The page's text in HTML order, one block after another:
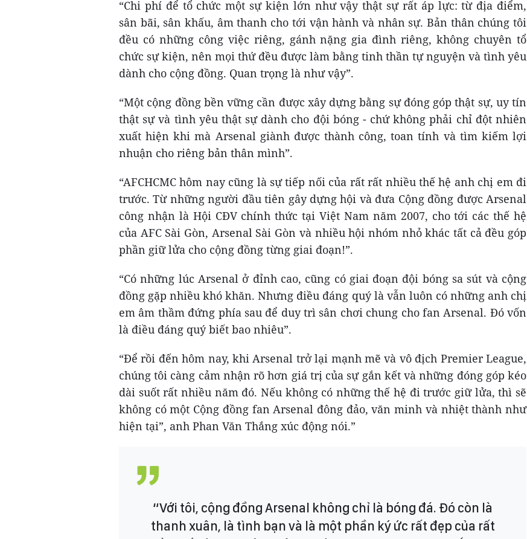
“Chi phí để tổ chức một sự kiện lớn như vậy thật sự rất áp lực: từ địa điểm,
sân bãi, sân khấu, âm thanh cho tới vận hành và nhân sự. Bản thân chúng tôi
đều có những công việc riêng, gánh nặng gia đình riêng, không chuyên tổ
chức sự kiện, nên mọi thứ đều được làm bằng tinh thần tự nguyện và tình yêu
dành cho cộng đồng. Quan trọng là như vậy”.
“Một cộng đồng bền vững cần được xây dựng bằng sự đóng góp thật sự, uy tín
thật sự và tình yêu thật sự dành cho đội bóng - chứ không phải chỉ đột nhiên
xuất hiện khi mà Arsenal giành được thành công, toan tính và tìm kiếm lợi
nhuận cho riêng bản thân mình”.
“AFCHCMC hôm nay cũng là sự tiếp nối của rất rất nhiều thế hệ anh chị em đi
trước. Từ những người đầu tiên gây dựng hội và đưa Cộng đồng được Arsenal
công nhận là Hội CĐV chính thức tại Việt Nam năm 2007, cho tới các thế hệ
của AFC Sài Gòn, Arsenal Sài Gòn và nhiều hội nhóm nhỏ khác tất cả đều góp
phần giữ lửa cho cộng đồng từng giai đoạn!”.
“Có những lúc Arsenal ở đỉnh cao, cũng có giai đoạn đội bóng sa sút và cộng
đồng gặp nhiều khó khăn. Nhưng điều đáng quý là vẫn luôn có những anh chị
em âm thầm đứng phía sau để duy trì sân chơi chung cho fan Arsenal. Đó vốn
là điều đáng quý biết bao nhiêu”.
“Để rồi đến hôm nay, khi Arsenal trở lại mạnh mẽ và vô địch Premier League,
chúng tôi càng cảm nhận rõ hơn giá trị của sự gắn kết và những đóng góp kéo
dài suốt rất nhiều năm đó. Nếu không có những thế hệ đi trước giữ lửa, thì sẽ
không có một Cộng đồng fan Arsenal đông đảo, văn minh và nhiệt thành như
hiện tại”, anh Phan Văn Thắng xúc động nói.”
“Với tôi, cộng đồng Arsenal không chỉ là bóng đá. Đó còn là
thanh xuân, là tình bạn và là một phần ký ức rất đẹp của rất